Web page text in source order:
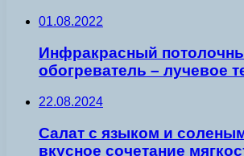
01.08.2022
Инфракрасный
обогреватель – лучевое
22.08.2024
Салат с языком и
вкусное сочетание